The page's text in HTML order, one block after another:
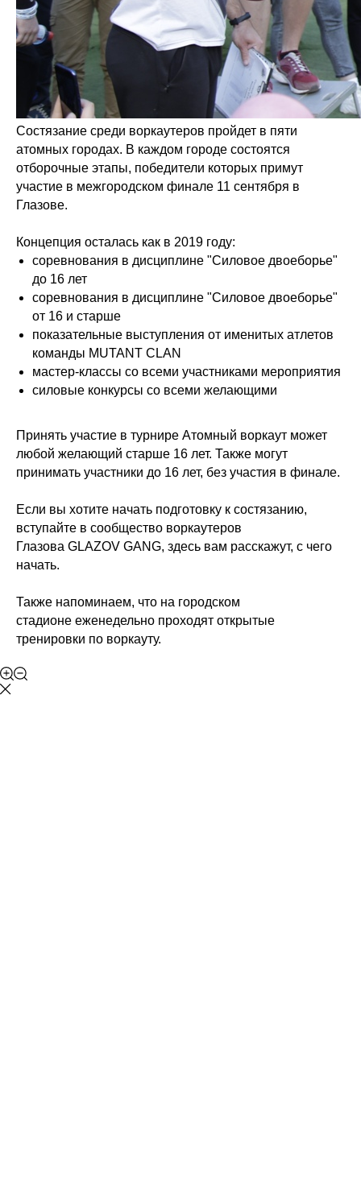
Состязание среди воркаутеров пройдет в пяти
атомных городах. В каждом городе состоятся
отборочные этапы, победители которых примут
участие в межгородском финале 11 сентября в
Глазове.
Концепция осталась как в 2019 году:
соревнования в дисциплине "Силовое двоеборье"
до 16 лет
соревнования в дисциплине "Силовое двоеборье"
от 16 и старше
показательные выступления от именитых атлетов
команды MUTANT CLAN
мастер-классы со всеми участниками мероприятия
силовые конкурсы со всеми желающими
Принять участие в турнире Атомный воркаут может
любой желающий старше 16 лет. Также могут
принимать участники до 16 лет, без участия в финале.
Если вы хотите начать подготовку к состязанию,
вступайте в сообщество воркаутеров
Глазова GLAZOV GANG, здесь вам расскажут, с чего
начать.
Также напоминаем, что на городском
стадионе еженедельно проходят открытые
тренировки по воркауту.